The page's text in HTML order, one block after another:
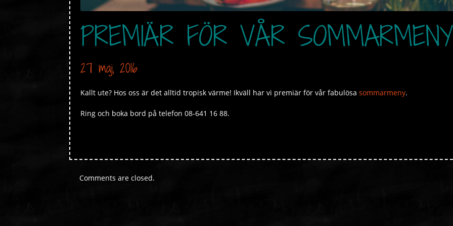
PREMIÄR FÖR VÅR
27 maj, 2016
Kallt ute? Hos oss är det alltid tropisk värme! Ikväll har vi premiär för vår fabulösa sommarmeny.
Ring och boka bord på telefon 08-641 16 88.
Comments are closed.